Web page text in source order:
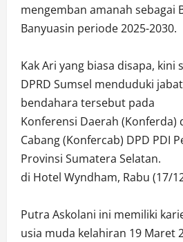
mengemban amanah sebagai
Banyuasin periode 2025-2030.
Kak Ari yang biasa disapa, kini
DPRD Sumsel menduduki
bendahara tersebut pada
Konferensi Daerah (Konferda)
Cabang (Konfercab) DPD PDI
Provinsi Sumatera Selatan.
di Hotel Wyndham, Rabu (17/
Putra Askolani ini memiliki
usia muda kelahiran 19 Maret